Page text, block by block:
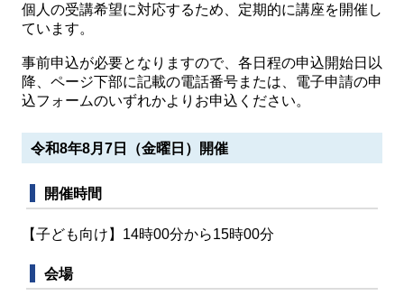
個人の受講希望に対応するため、定期的に講座を開催し
ています。
事前申込が必要となりますので、各日程の申込開始日以
降、ページ下部に記載の電話番号または、電子申請の申
込フォームのいずれかよりお申込ください。
令和8年8月7日（金曜日）開催
開催時間
【子ども向け】14時00分から15時00分
会場